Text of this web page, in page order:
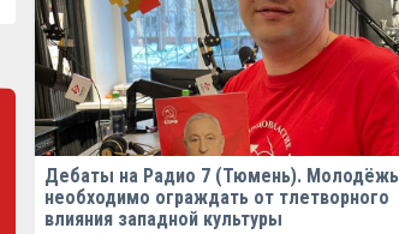
Дебаты на Радио 7 (Тюмень). Молодёжь
необходимо ограждать от тлетворного
влияния западной культуры